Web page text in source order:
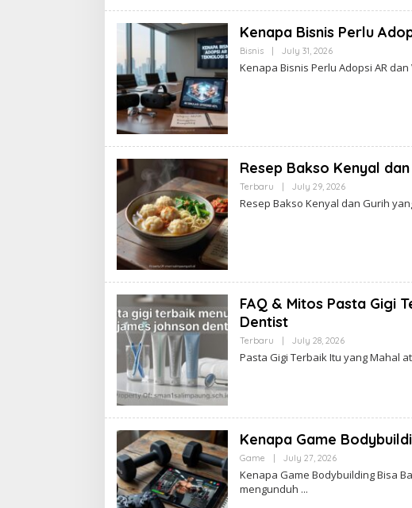
Kenapa Bisnis Perlu
Bisnis | July 31, 2026By
Kenapa Bisnis Perlu Adopsi AR
Resep Bakso Kenyal
Terbaru | July 29, 2026By
Resep Bakso Kenyal dan Gurih
FAQ & Mitos Pasta Gigi
Dentist
Terbaru | July 28, 2026By
Pasta Gigi Terbaik Itu yang Mahal
Kenapa Game
Game | July 27, 2026By
Kenapa Game Bodybuilding Bisa
mengunduh